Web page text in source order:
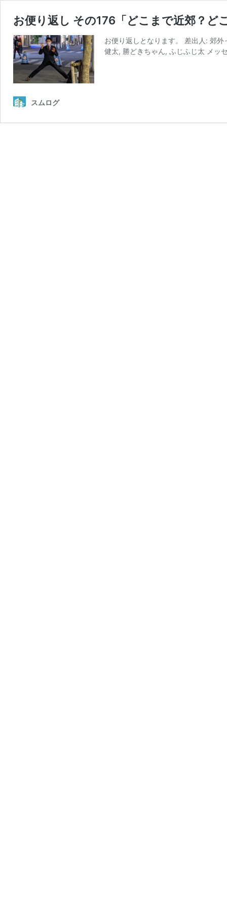
お便り返し その176「どこまで近郊？ど
お便り返しとなります。 差出人: 郊
健太, 勝どきちゃん, ふじふじ太 メッ
スムログ